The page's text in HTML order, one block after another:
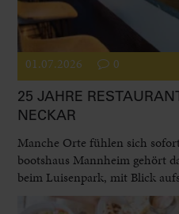
01.07.2026 0
25 JAHRE
NECKAR
Manche Orte fühlen sich
bootshaus Mannheim gehört
beim Luisenpark, mit Blick